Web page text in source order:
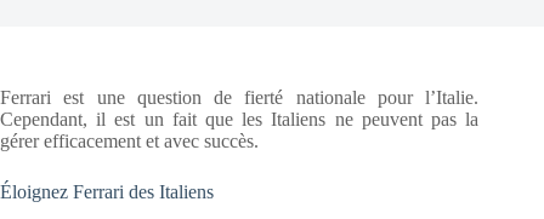
Ferrari est une question de fierté nationale pour l’Italie.
Cependant, il est un fait que les Italiens ne peuvent pas la
gérer efficacement et avec succès.
Éloignez Ferrari des Italiens